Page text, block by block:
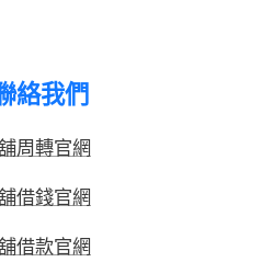
絡我們
周轉官網
借錢官網
借款官網